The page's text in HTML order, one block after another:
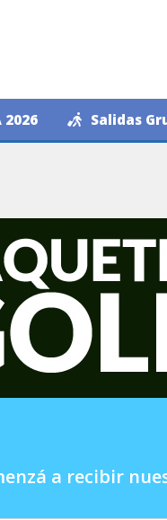
2026 Salidas
a recibir